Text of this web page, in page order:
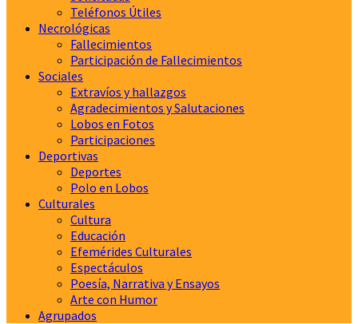
Teléfonos Útiles
Necrológicas
Fallecimientos
Participación de Fallecimientos
Sociales
Extravíos y hallazgos
Agradecimientos y Salutaciones
Lobos en Fotos
Participaciones
Deportivas
Deportes
Polo en Lobos
Culturales
Cultura
Educación
Efemérides Culturales
Espectáculos
Poesía, Narrativa y Ensayos
Arte con Humor
Agrupados